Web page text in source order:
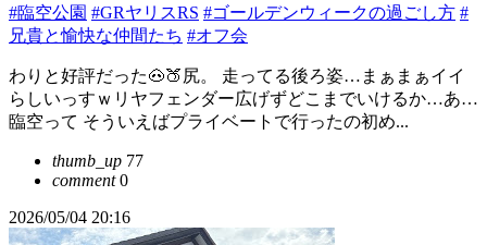
#臨空公園 #GRヤリスRS #ゴールデンウィークの過ごし方 #
兄貴と愉快な仲間たち #オフ会
わりと好評だった🐽🍑尻。 走ってる後ろ姿…まぁまぁイイ
らしいっすｗリヤフェンダー広げずどこまでいけるか…あ…
臨空って そういえばプライベートで行ったの初め...
thumb_up 77
comment0
2026/05/04 20:16